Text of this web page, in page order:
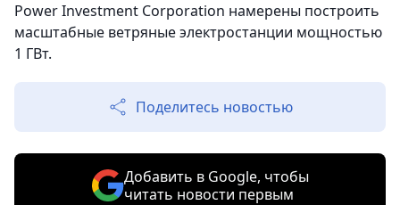
Power Investment Corporation намерены построить
масштабные ветряные электростанции мощностью
1 ГВт.
Поделитесь новостью
Добавить в Google, чтобы
читать новости первым